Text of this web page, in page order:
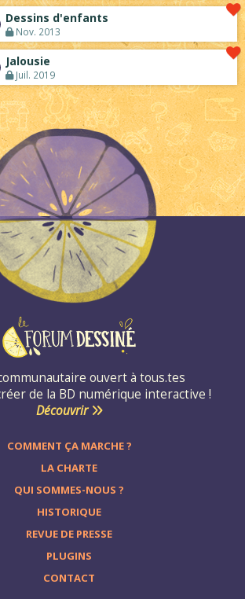
Dessins d'enfants
Nov. 2013
Jalousie
Juil. 2019
ouvert à tous.tes
de la BD numérique interactive !
Découvrir
COMMENT ÇA MARCHE ?
LA CHARTE
QUI SOMMES-NOUS ?
HISTORIQUE
REVUE DE PRESSE
PLUGINS
CONTACT